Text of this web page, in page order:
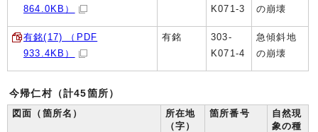
864.0KB）
K071-3
の崩壊
有銘(17) （PDF
933.4KB）
有銘
303-
K071-4
急傾斜地
の崩壊
今帰仁村（計45箇所）
図面（箇所名）
所在地
（字）
箇所番号
自然現
象の種